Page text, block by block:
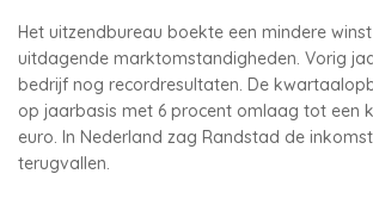
Het uitzendbureau boekte een mindere
uitdagende marktomstandigheden. Vorig
bedrijf nog recordresultaten. De
op jaarbasis met 6 procent omlaag tot een
euro. In Nederland zag Randstad de
terugvallen.